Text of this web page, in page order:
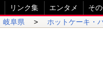
リンク集 エンタメ
そ
岐阜県 > ホットケーキ・